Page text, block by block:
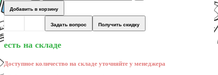
Добавить в корзину
Задать вопрос Получить скидку
есть на складе
Доступное количество на складе уточняйте у менеджера